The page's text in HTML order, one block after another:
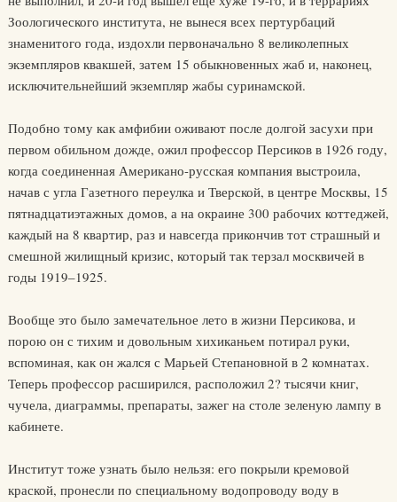
Зоологического института, не вынеся всех пертурбаций
знаменитого года, издохли первоначально 8 великолепных
экземпляров квакшей, затем 15 обыкновенных жаб и, наконец,
исключительнейший экземпляр жабы суринамской.
Подобно тому как амфибии оживают после долгой засухи при
первом обильном дожде, ожил профессор Персиков в 1926 году,
когда соединенная Американо-русская компания выстроила,
начав с угла Газетного переулка и Тверской, в центре Москвы, 15
пятнадцатиэтажных домов, а на окраине 300 рабочих коттеджей,
каждый на 8 квартир, раз и навсегда прикончив тот страшный и
смешной жилищный кризис, который так терзал москвичей в
годы 1919–1925.
Вообще это было замечательное лето в жизни Персикова, и
порою он с тихим и довольным хихиканьем потирал руки,
вспоминая, как он жался с Марьей Степановной в 2 комнатах.
Теперь профессор расширился, расположил 2? тысячи книг,
чучела, диаграммы, препараты, зажег на столе зеленую лампу в
кабинете.
Институт тоже узнать было нельзя: его покрыли кремовой
краской, пронесли по специальному водопроводу воду в